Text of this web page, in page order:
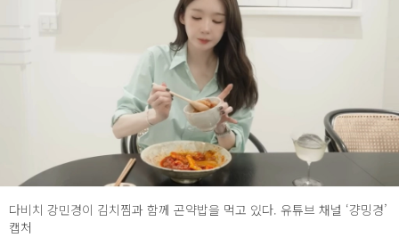
다비치 강민경이 김치찜과 함께 곤약밥을 먹고 있다. 유튜브 채널 ‘걍밍경’
캡처